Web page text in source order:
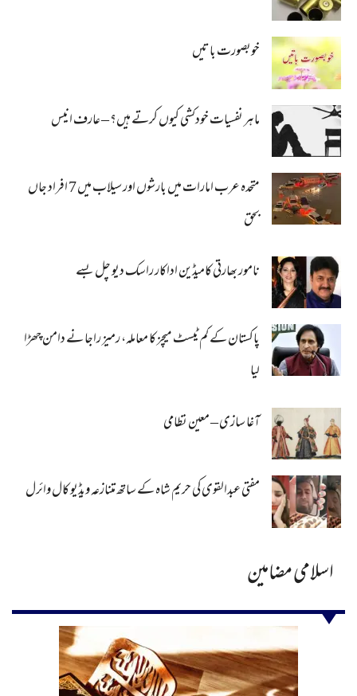
خوبصورت باتیں
ماہر نفسیات خودکشی کیوں کرتے ہیں؟ – عارف انیس
متحدہ عرب امارات میں بارشوں اور سیلاب میں 7 افراد جاں
بحق
نامور بھارتی کامیڈین اداکار راسک دیو چل بسے
پاکستان کے کم ٹیسٹ میچز کا معاملہ، رمیز راجا نے دامن چھڑا
لیا
آغا سازی – معین نظامی
مفتی عبدالقوی کی حریم شاہ کے ساتھ متنازعہ ویڈیو کال وائرل
اسلامی مضامین